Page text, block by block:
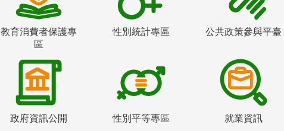
教育消費者保護專
區
性別統計專區 公共政策參與平臺
政府資訊公開 性別平等專區 就業資訊